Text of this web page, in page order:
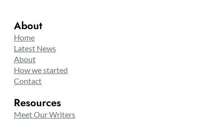
About
Home
Latest News
About
How we started
Contact
Resources
Meet Our Writers